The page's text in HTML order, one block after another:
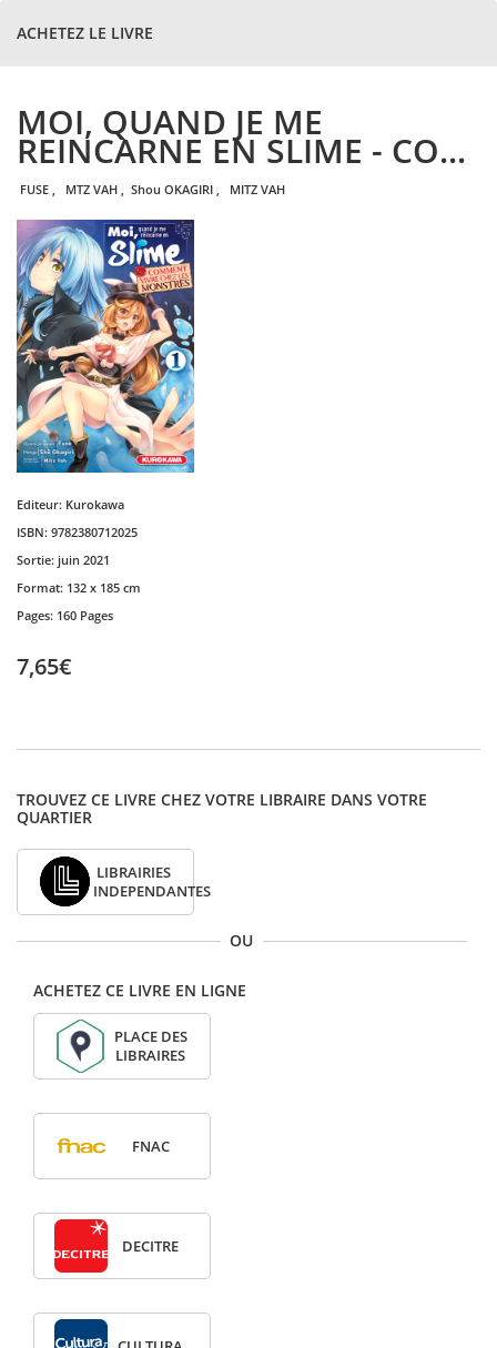
ACHETEZ LE LIVRE
MOI, QUAND JE ME
REINCARNE EN SLIME - CO...
FUSE , MTZ VAH , shou OKAGIRI , MITZ VAH
Editeur: Kurokawa
ISBN: 9782380712025
Sortie: juin 2021
Format: 132 x 185 cm
Pages: 160 Pages
7,65€
TROUVEZ CE LIVRE CHEZ VOTRE LIBRAIRE DANS VOTRE
QUARTIER
LIBRAIRIES
INDEPENDANTES
OU
ACHETEZ CE LIVRE EN LIGNE
PLACE DES
LIBRAIRES
FNAC
DECITRE